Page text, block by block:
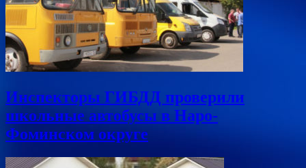
Инспекторы ГИБДД проверили
школьные автобусы в Наро-
Фоминском округе